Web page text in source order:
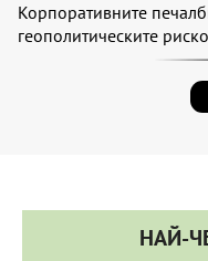
Корпоративните
геополитическите
НАЙ-